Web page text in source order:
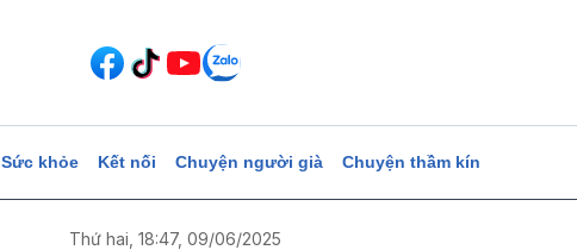
Sức khỏe Kết nối Chuyện người già Chuyện thầm kín
Thứ hai, 18:47, 09/06/2025